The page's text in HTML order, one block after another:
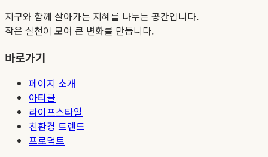
지구와 함께 살아가는 지혜를 나누는 공간입니다.
작은 실천이 모여 큰 변화를 만듭니다.
바로가기
페이지 소개
아티클
라이프스타일
친환경 트렌드
프로덕트